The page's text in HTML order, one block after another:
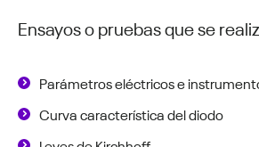
Ensayos o pruebas que se
Parámetros eléctricos e
Curva característica del diodo